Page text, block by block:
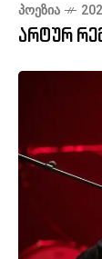
ᲞᲝᲔᲖᲘᲐ
არტურ